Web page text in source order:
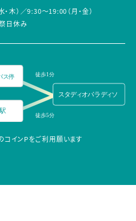
木）／9:30～19:00（月・金）
祭日休み
コインPをご利用願います